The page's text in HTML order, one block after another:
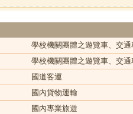
學校機關團體之遊覽車、交通
學校機關團體之遊覽車、交通
國道客運
國內貨物運輸
國內專業旅遊